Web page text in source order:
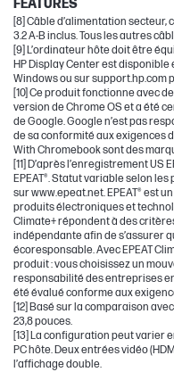
FEATURES
[8] Câble d’alimentation secteur,
3.2 A-B inclus. Tous les autres
[9] L’ordinateur hôte doit être
HP Display Center est
Windows ou sur support.hp.com
[10] Ce produit fonctionne avec
version de Chrome OS et a été
de Google. Google n’est pas
de sa conformité aux exigences
With Chromebook sont des
[11] D’après l’enregistrement US
EPEAT®. Statut variable selon
sur www.epeat.net. EPEAT® est
produits électroniques et
Climate+ répondent à des
indépendante afin de s’assurer
écoresponsable. Avec EPEAT
produit : vous choisissez un
responsabilité des entreprises
été évalué conforme aux
[12] Basé sur la comparaison
23,8 pouces.
[13] La configuration peut varier
PC hôte. Deux entrées vidéo
l’affichage double.